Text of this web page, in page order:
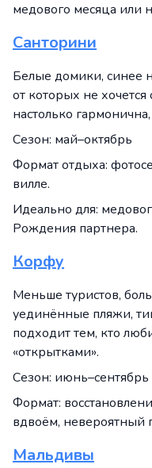
медового месяца или
Санторини
Белые домики, синее
от которых не
настолько
Сезон: май–октябрь
Формат отдыха:
вилле.
Идеально для:
Рождения партнера.
Корфу
Меньше туристов,
уединённые пляжи,
подходит тем, кто
«открытками».
Сезон: июнь–сентябрь
Формат:
вдвоём,
Мальдивы